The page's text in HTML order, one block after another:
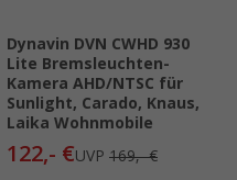
Dynavin DVN CWHD 930
Lite Bremsleuchten-
Kamera AHD/NTSC für
Sunlight, Carado, Knaus,
Laika Wohnmobile
122,- €UVP 169,- €